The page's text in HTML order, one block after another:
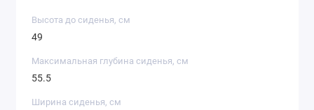
Высота до сиденья, см
49
Максимальная глубина сиденья, см
55.5
Ширина сиденья, см